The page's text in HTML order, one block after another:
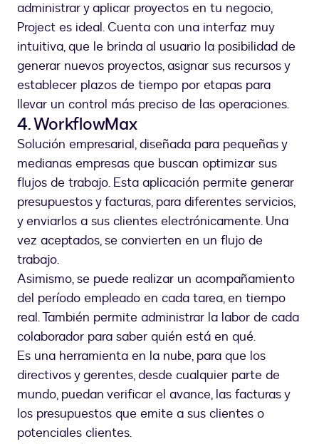
administrar y aplicar proyectos en tu negocio,
Project es ideal. Cuenta con una interfaz muy
intuitiva, que le brinda al usuario la posibilidad de
generar nuevos proyectos, asignar sus recursos y
establecer plazos de tiempo por etapas para
llevar un control más preciso de las operaciones.
4. WorkflowMax
Solución empresarial, diseñada para pequeñas y
medianas empresas que buscan optimizar sus
flujos de trabajo. Esta aplicación permite generar
presupuestos y facturas, para diferentes servicios,
y enviarlos a sus clientes electrónicamente. Una
vez aceptados, se convierten en un flujo de
trabajo.
Asimismo, se puede realizar un acompañamiento
del período empleado en cada tarea, en tiempo
real. También permite administrar la labor de cada
colaborador para saber quién está en qué.
Es una herramienta en la nube, para que los
directivos y gerentes, desde cualquier parte de
mundo, puedan verificar el avance, las facturas y
los presupuestos que emite a sus clientes o
potenciales clientes.